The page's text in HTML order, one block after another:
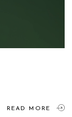
READ MORE